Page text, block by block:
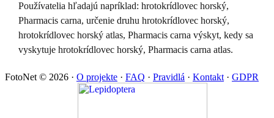
Používatelia hľadajú napríklad: hrotokrídlovec horský,
Pharmacis carna, určenie druhu hrotokrídlovec horský,
hrotokrídlovec horský atlas, Pharmacis carna výskyt, kedy sa
vyskytuje hrotokrídlovec horský, Pharmacis carna atlas.
FotoNet © 2026 · O projekte · FAQ · Pravidlá · Kontakt · GDPR